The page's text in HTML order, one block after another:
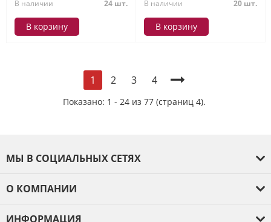
В наличии
24 шт.
В корзину
В наличии
20 шт.
В корзину
1 2 3 4
Показано: 1 - 24 из 77 (страниц 4).
МЫ В СОЦИАЛЬНЫХ СЕТЯХ
О КОМПАНИИ
ИНФОРМАЦИЯ